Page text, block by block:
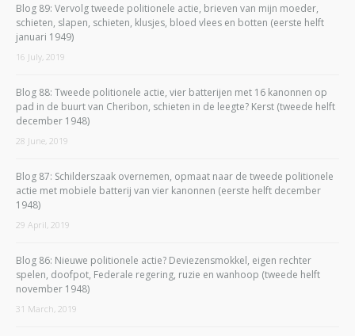
Blog 89: Vervolg tweede politionele actie, brieven van mijn moeder,
schieten, slapen, schieten, klusjes, bloed vlees en botten (eerste helft
januari 1949)
16 July, 2019
Blog 88: Tweede politionele actie, vier batterijen met 16 kanonnen op
pad in de buurt van Cheribon, schieten in de leegte? Kerst (tweede helft
december 1948)
28 June, 2019
Blog 87: Schilderszaak overnemen, opmaat naar de tweede politionele
actie met mobiele batterij van vier kanonnen (eerste helft december
1948)
29 April, 2019
Blog 86: Nieuwe politionele actie? Deviezensmokkel, eigen rechter
spelen, doofpot, Federale regering, ruzie en wanhoop (tweede helft
november 1948)
31 March, 2019